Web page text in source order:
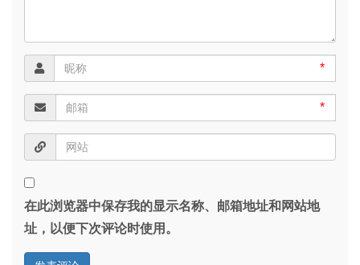
*
*
在此浏览器中保存我的显示名称、邮箱地址和网站地
址，以便下次评论时使用。